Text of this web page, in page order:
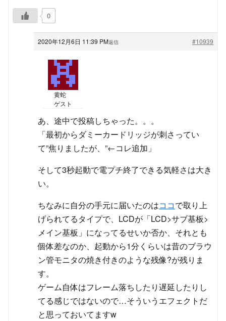
0
2020年12月6日 11:39 PM #10939
返信
黄蛇
ゲスト
あ、途中で投稿しちゃった。。。
「最初からダミーカードリッジが刺さってい
て”焦りましたが、”←コレ追加」
そして3秒起動で電プチ終了できる気軽さは大き
い。
ちなみに自分の手元に届いたのはココで取り上
げられてるタイプで、LCDが「LCD>サブ基板>
メイン基板」になってるせいか否か、それとも
個体差なのか、起動から1分くらいは昔のブラウ
ン管モニタの焼き付きのような残像?が残りま
す。
ゲーム自体はフレーム落ちしたり遅延したりし
てる感じではないので…そういうエフェクトだ
と思っておいてますw